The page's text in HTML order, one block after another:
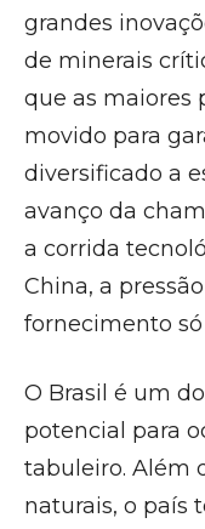
grandes
de minerais
que as maiores
movido para
diversificado a
avanço da
a corrida
China, a
fornecimento
O Brasil é um
potencial para
tabuleiro. Além
naturais, o país